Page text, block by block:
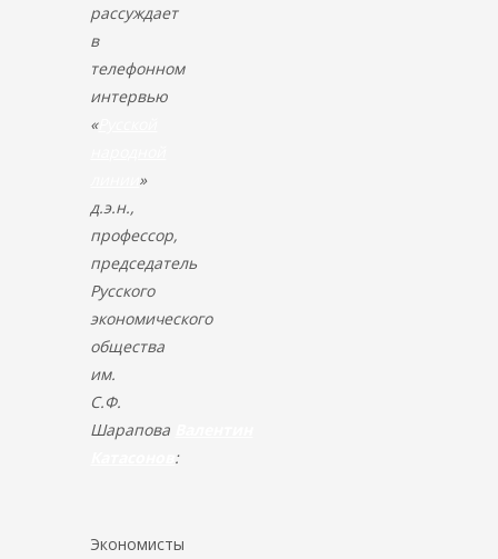
рассуждает
в
телефонном
интервью
«Русской
»
д.э.н.,
профессор,
председатель
Русского
экономического
общества
им.
С.Ф.
Шарапова
:
Экономисты